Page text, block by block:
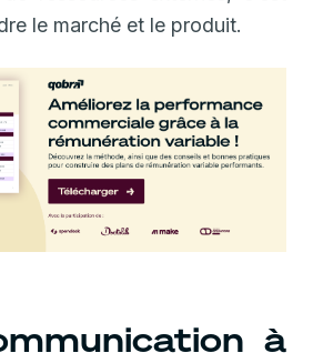
le marché et le produit.
à